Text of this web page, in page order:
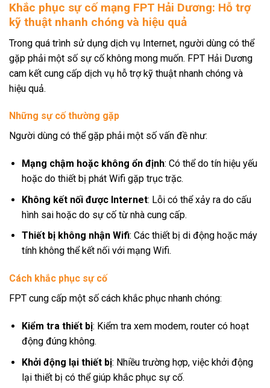
Khắc phục sự cố mạng FPT Hải Dương: Hỗ trợ
kỹ thuật nhanh chóng và hiệu quả
Trong quá trình sử dụng dịch vụ Internet, người dùng có thể
gặp phải một số sự cố không mong muốn. FPT Hải Dương
cam kết cung cấp dịch vụ hỗ trợ kỹ thuật nhanh chóng và
hiệu quả.
Những sự cố thường gặp
Người dùng có thể gặp phải một số vấn đề như:
Mạng chậm hoặc không ổn định: Có thể do tín hiệu yếu
hoặc do thiết bị phát Wifi gặp trục trặc.
Không kết nối được Internet: Lỗi có thể xảy ra do cấu
hình sai hoặc do sự cố từ nhà cung cấp.
Thiết bị không nhận Wifi: Các thiết bị di động hoặc máy
tính không thể kết nối với mạng Wifi.
Cách khắc phục sự cố
FPT cung cấp một số cách khắc phục nhanh chóng:
Kiểm tra thiết bị: Kiểm tra xem modem, router có hoạt
động đúng không.
Khởi động lại thiết bị: Nhiều trường hợp, việc khởi động
lại thiết bị có thể giúp khắc phục sự cố.